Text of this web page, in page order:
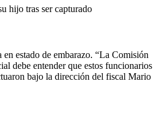
hijo tras ser capturado
en estado de embarazo. “La Comisión
debe entender que estos funcionarios
bajo la dirección del fiscal Mario